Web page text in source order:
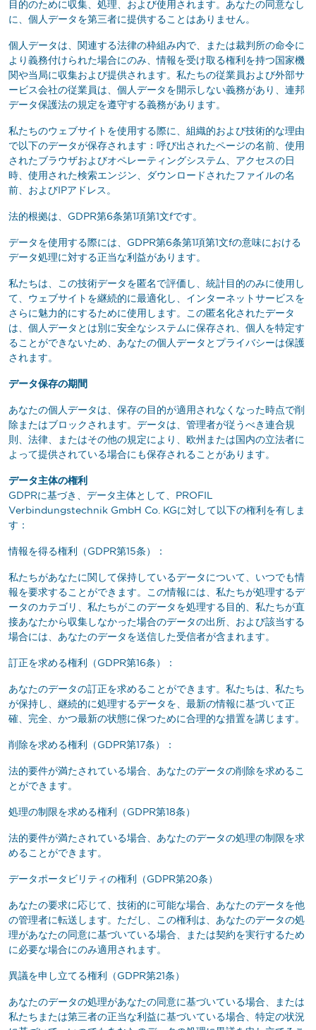
目的のために収集、処理、および使用されます。あなたの同意なし
に、個人データを第三者に提供することはありません。
個人データは、関連する法律の枠組み内で、または裁判所の命令に
より義務付けられた場合にのみ、情報を受け取る権利を持つ国家機
関や当局に収集および提供されます。私たちの従業員および外部サ
ービス会社の従業員は、個人データを開示しない義務があり、連邦
データ保護法の規定を遵守する義務があります。
私たちのウェブサイトを使用する際に、組織的および技術的な理由
で以下のデータが保存されます：呼び出されたページの名前、使用
されたブラウザおよびオペレーティングシステム、アクセスの日
時、使用された検索エンジン、ダウンロードされたファイルの名
前、およびIPアドレス。
法的根拠は、GDPR第6条第1項第1文fです。
データを使用する際には、GDPR第6条第1項第1文fの意味における
データ処理に対する正当な利益があります。
私たちは、この技術データを匿名で評価し、統計目的のみに使用し
て、ウェブサイトを継続的に最適化し、インターネットサービスを
さらに魅力的にするために使用します。この匿名化されたデータ
は、個人データとは別に安全なシステムに保存され、個人を特定す
ることができないため、あなたの個人データとプライバシーは保護
されます。
データ保存の期間
あなたの個人データは、保存の目的が適用されなくなった時点で削
除またはブロックされます。データは、管理者が従うべき連合規
則、法律、またはその他の規定により、欧州または国内の立法者に
よって提供されている場合にも保存されることがあります。
データ主体の権利
GDPRに基づき、データ主体として、PROFIL
Verbindungstechnik GmbH Co. KGに対して以下の権利を有しま
す：
情報を得る権利（GDPR第15条）：
私たちがあなたに関して保持しているデータについて、いつでも情
報を要求することができます。この情報には、私たちが処理するデ
ータのカテゴリ、私たちがこのデータを処理する目的、私たちが直
接あなたから収集しなかった場合のデータの出所、および該当する
場合には、あなたのデータを送信した受信者が含まれます。
訂正を求める権利（GDPR第16条）：
あなたのデータの訂正を求めることができます。私たちは、私たち
が保持し、継続的に処理するデータを、最新の情報に基づいて正
確、完全、かつ最新の状態に保つために合理的な措置を講じます。
削除を求める権利（GDPR第17条）：
法的要件が満たされている場合、あなたのデータの削除を求めるこ
とができます。
処理の制限を求める権利（GDPR第18条）
法的要件が満たされている場合、あなたのデータの処理の制限を求
めることができます。
データポータビリティの権利（GDPR第20条）
あなたの要求に応じて、技術的に可能な場合、あなたのデータを他
の管理者に転送します。ただし、この権利は、あなたのデータの処
理があなたの同意に基づいている場合、または契約を実行するため
に必要な場合にのみ適用されます。
異議を申し立てる権利（GDPR第21条）
あなたのデータの処理があなたの同意に基づいている場合、または
私たちまたは第三者の正当な利益に基づいている場合、特定の状況